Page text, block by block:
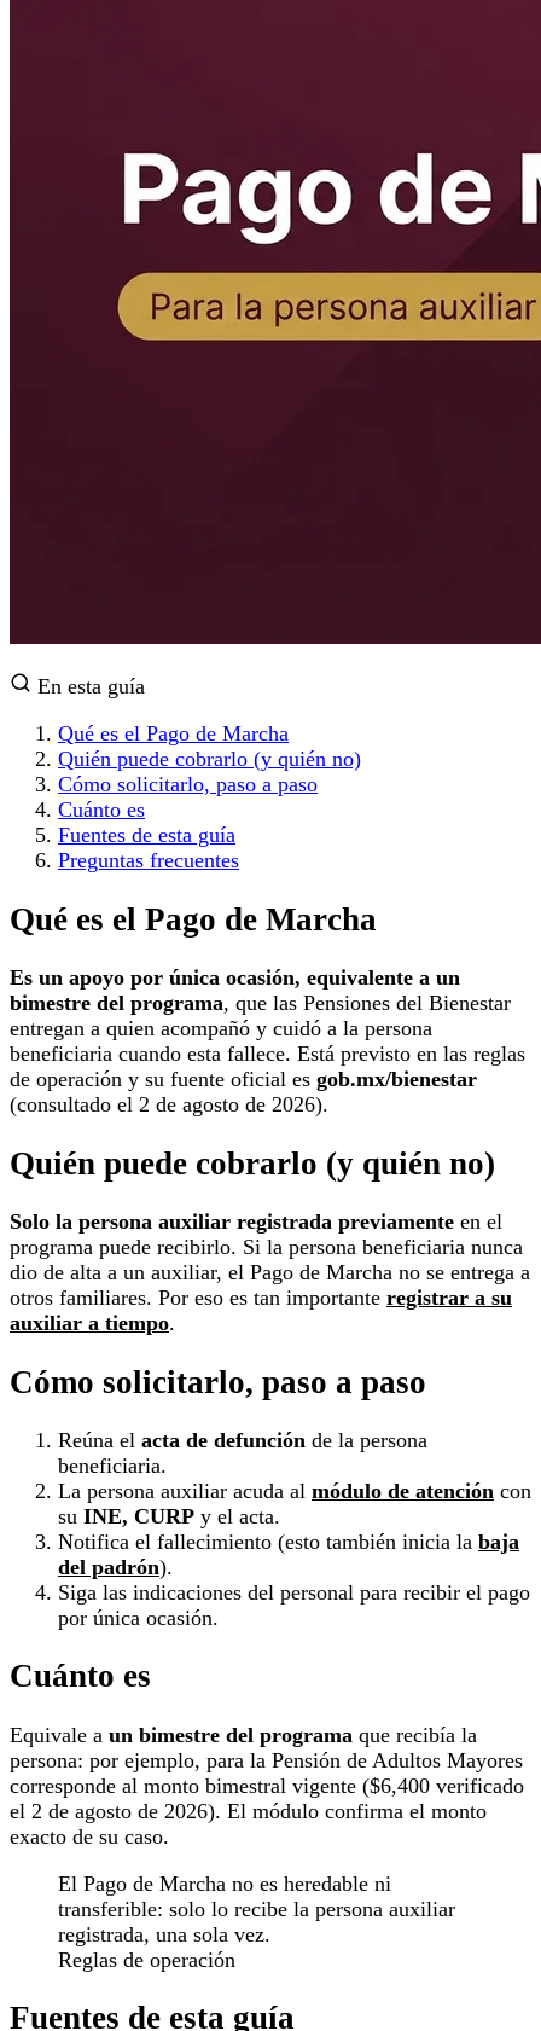
En esta guía
Qué es el Pago de Marcha
Quién puede cobrarlo (y quién no)
Cómo solicitarlo, paso a paso
Cuánto es
Fuentes de esta guía
Preguntas frecuentes
Qué es el Pago de Marcha
Es un apoyo por única ocasión, equivalente a un
bimestre del programa, que las Pensiones del Bienestar
entregan a quien acompañó y cuidó a la persona
beneficiaria cuando esta fallece. Está previsto en las reglas
de operación y su fuente oficial es gob.mx/bienestar
(consultado el 2 de agosto de 2026).
Quién puede cobrarlo (y quién no)
Solo la persona auxiliar registrada previamente en el
programa puede recibirlo. Si la persona beneficiaria nunca
dio de alta a un auxiliar, el Pago de Marcha no se entrega a
otros familiares. Por eso es tan importante registrar a su
auxiliar a tiempo.
Cómo solicitarlo, paso a paso
Reúna el acta de defunción de la persona
beneficiaria.
La persona auxiliar acuda al módulo de atención con
su INE, CURP y el acta.
Notifica el fallecimiento (esto también inicia la baja
del padrón).
Siga las indicaciones del personal para recibir el pago
por única ocasión.
Cuánto es
Equivale a un bimestre del programa que recibía la
persona: por ejemplo, para la Pensión de Adultos Mayores
corresponde al monto bimestral vigente ($6,400 verificado
el 2 de agosto de 2026). El módulo confirma el monto
exacto de su caso.
El Pago de Marcha no es heredable ni
transferible: solo lo recibe la persona auxiliar
registrada, una sola vez.
Reglas de operación
Fuentes de esta guía